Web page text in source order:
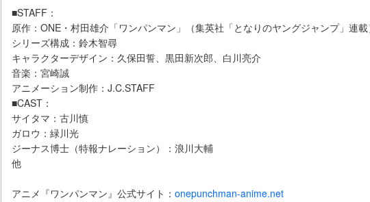
■STAFF：
原作：ONE・村田雄介「ワンパンマン」（集英社「となりのヤングジャンプ」連載
シリーズ構成：鈴木智尋
キャラクターデザイン：久保田誓、黒田新次郎、白川亮介
音楽：宮崎誠
アニメーション制作：J.C.STAFF
■CAST：
サイタマ：古川慎
ガロウ：緑川光
ジーナス博士（特報ナレーション）：浪川大輔
他
アニメ『ワンパンマン』公式サイト： onepunchman-anime.net